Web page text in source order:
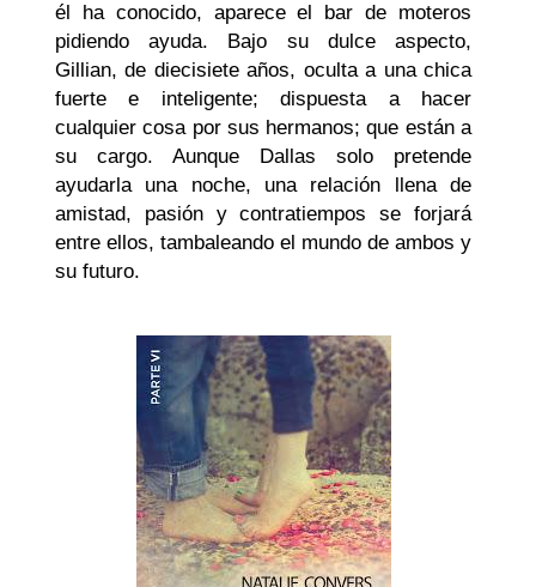
él ha conocido, aparece el bar de moteros
pidiendo ayuda. Bajo su dulce aspecto,
Gillian, de diecisiete años, oculta a una chica
fuerte e inteligente; dispuesta a hacer
cualquier cosa por sus hermanos; que están a
su cargo. Aunque Dallas solo pretende
ayudarla una noche, una relación llena de
amistad, pasión y contratiempos se forjará
entre ellos, tambaleando el mundo de ambos y
su futuro.